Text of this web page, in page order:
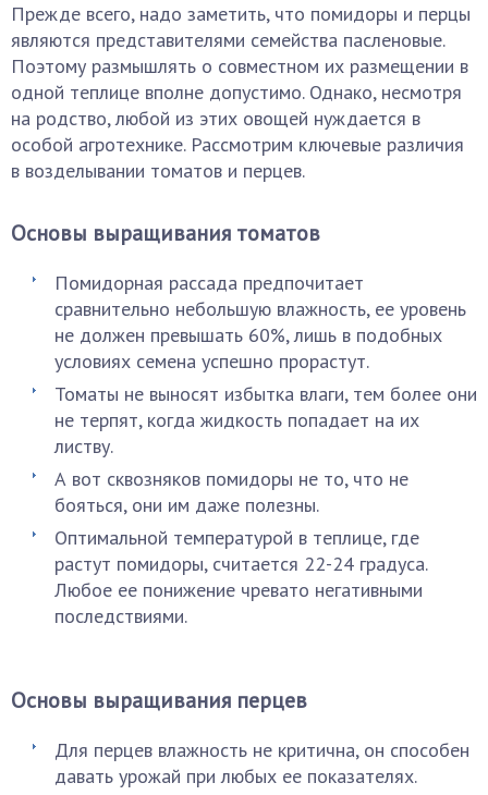
Прежде всего, надо заметить, что помидоры и перцы
являются представителями семейства пасленовые.
Поэтому размышлять о совместном их размещении в
одной теплице вполне допустимо. Однако, несмотря
на родство, любой из этих овощей нуждается в
особой агротехнике. Рассмотрим ключевые различия
в возделывании томатов и перцев.
Основы выращивания томатов
Помидорная рассада предпочитает
сравнительно небольшую влажность, ее уровень
не должен превышать 60%, лишь в подобных
условиях семена успешно прорастут.
Томаты не выносят избытка влаги, тем более они
не терпят, когда жидкость попадает на их
листву.
А вот сквозняков помидоры не то, что не
бояться, они им даже полезны.
Оптимальной температурой в теплице, где
растут помидоры, считается 22-24 градуса.
Любое ее понижение чревато негативными
последствиями.
Основы выращивания перцев
Для перцев влажность не критична, он способен
давать урожай при любых ее показателях.